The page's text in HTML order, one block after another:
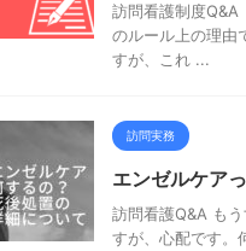
訪問看護制度Q&A
のルール上の理由
すが、これ ...
訪問実務
エンゼルケア
訪問看護Q&A も
すが、心配です。